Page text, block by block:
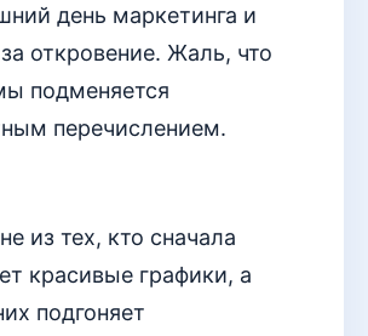
день маркетинга и
откровение. Жаль, что
подменяется
перечислением.
из тех, кто сначала
красивые графики, а
подгоняет